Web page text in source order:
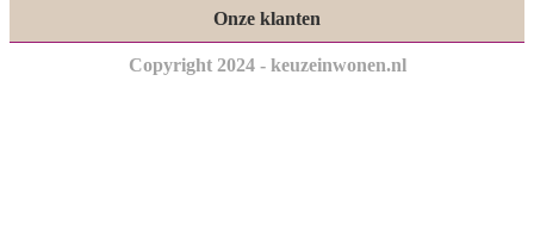
Onze klanten
Copyright 2024 - keuzeinwonen.nl